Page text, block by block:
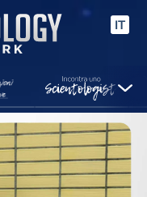
IT